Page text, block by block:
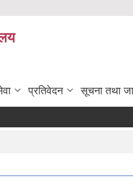
प्रतिवेदन सूचना तथा